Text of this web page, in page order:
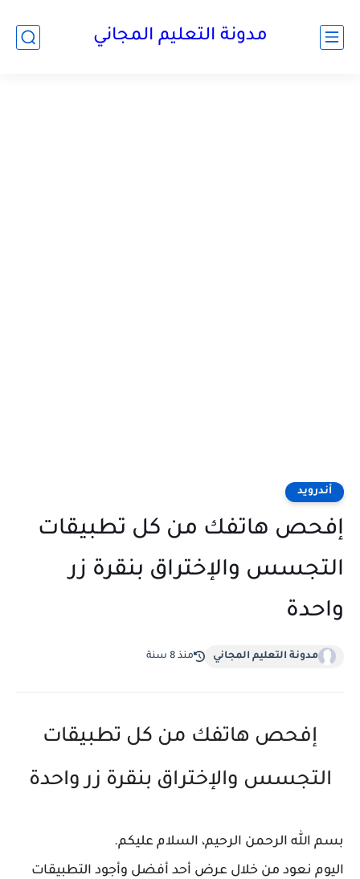
مدونة التعليم المجاني
أندرويد
إفحص هاتفك من كل تطبيقات
التجسس والإختراق بنقرة زر
واحدة
مدونة التعليم المجاني منذ 8 سنة
إفحص هاتفك من كل تطبيقات
التجسس والإختراق بنقرة زر واحدة
بسم الله الرحمن الرحيم، السلام عليكم.
اليوم نعود من خلال عرض أحد أفضل وأجود التطبيقات